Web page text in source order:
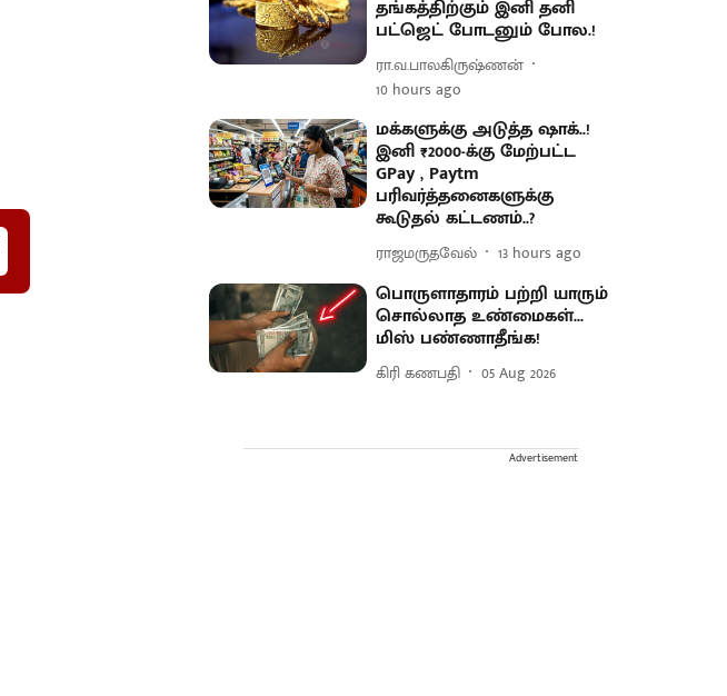
தங்கத்திற்கும் இனி தனி
பட்ஜெட் போடனும் போல.!
ரா.வ.பாலகிருஷ்ணன்
10 hours ago
மக்களுக்கு அடுத்த ஷாக்..!
இனி ₹2000-க்கு மேற்பட்ட
GPay , Paytm
பரிவர்த்தனைகளுக்கு
கூடுதல் கட்டணம்..?
ராஜமருதவேல் 13 hours ago
பொருளாதாரம் பற்றி யாரும்
சொல்லாத உண்மைகள்...
மிஸ் பண்ணாதீங்க!
கிரி கணபதி 05 Aug 2026
Advertisement